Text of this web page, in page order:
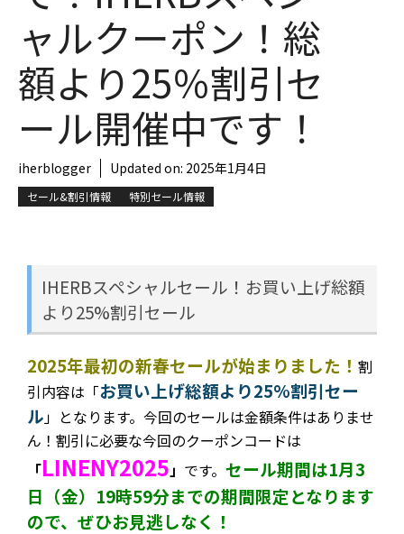
ャルクーポン！総
額より25％割引セ
ール開催中です！
iherblogger Updated on: 2025年1月4日
セール&割引情報 特別セール情報
IHERBスペシャルセール！お買い上げ総額
より25%割引セール
2025年最初の新春セールが始まりました！ 割
引内容は 「お買い上げ総額より25%割引セー
ル 」となります。今回のセールは金額条件はありませ
ん！割引に必要な今回のクーポンコードは
「LINENY2025 」 です。 セール期間は1月3
日（金）19時59分までの期間限定となります
ので、ぜひお見逃しなく！